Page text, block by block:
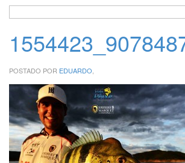
POSTADO POR EDUARDO,